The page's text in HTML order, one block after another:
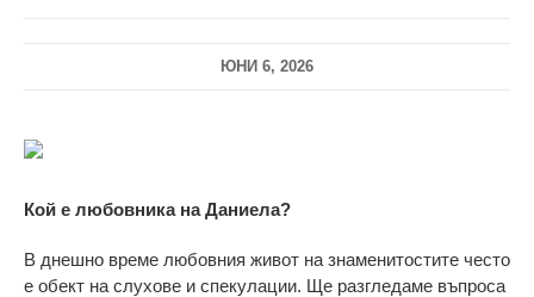
ЮНИ 6, 2026
Кой е любовника на Даниела?
В днешно време любовния живот на знаменитостите често
е обект на слухове и спекулации. Ще разгледаме въпроса